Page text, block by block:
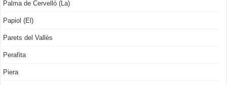
Palma de Cervelló (La)
Papiol (El)
Parets del Vallès
Perafita
Piera